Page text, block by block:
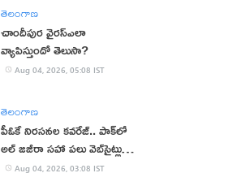
తెలంగాణ
చాందీపుర వైరస్ఎలా
వ్యాపిస్తుందో తెలుసా?
Aug 04, 2026, 05:08 IST
తెలంగాణ
పీఓకే నిరసనల కవరేజ్.. పాక్‌లో
అల్ జజీరా సహా పలు వెబ్‌సైట్లు
బంద్Aug 04, 2026, 03:08 IST